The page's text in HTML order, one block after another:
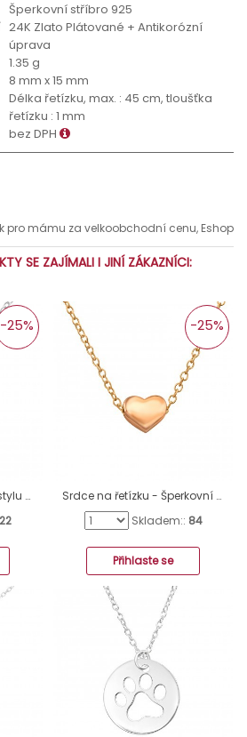
Šperkovní stříbro 925
24K Zlato Plátované + Antikorózní
úprava
1.35 g
8 mm x 15 mm
Délka řetízku, max. : 45 cm, tloušťka
řetízku : 1 mm
bez DPH
pro mámu za velkoobchodní cenu, Eshop
SE ZAJÍMALI I JINÍ ZÁKAZNÍCI:
Keltský kruh ve vintage stylu - Šperkovní Stříbro 925 Náhrdelníky Bez Kamenů A4S32422
-25%
22
Srdce na řetízku - Šperkovní Stříbro 925 Náhrdelníky Bez Kamenů A4S47035
-25%
Skladem:: 84
Přihlaste se